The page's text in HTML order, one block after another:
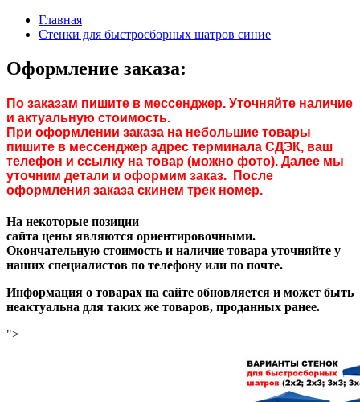
Главная
Стенки для быстросборных шатров синие
Оформление заказа:
По заказам пишите в мессенджер. Уточняйте наличие
и актуальную стоимость.
При оформлении заказа на небольшие товары
пишите в мессенджер адрес терминала СДЭК, ваш
телефон и ссылку на товар (можно фото). Далее мы
уточним детали и оформим заказ. После
оформления заказа скинем трек номер.
На некоторые позиции
сайта цены являются ориентировочными.
Окончательную стоимость и наличие товара уточняйте у
наших специалистов по телефону или по почте.
Информация о товарах на сайте обновляется и может быть
неактуальна для таких же товаров, проданных ранее.
">